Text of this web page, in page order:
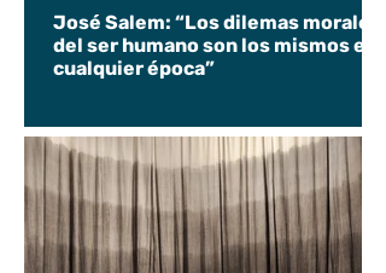
José Salem: “Los dilemas morales
del ser humano son los mismos en
cualquier época”